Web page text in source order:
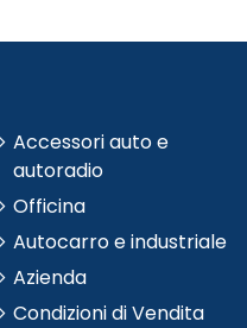
Accessori auto e
autoradio
Officina
Autocarro e industriale
Azienda
Condizioni di Vendita